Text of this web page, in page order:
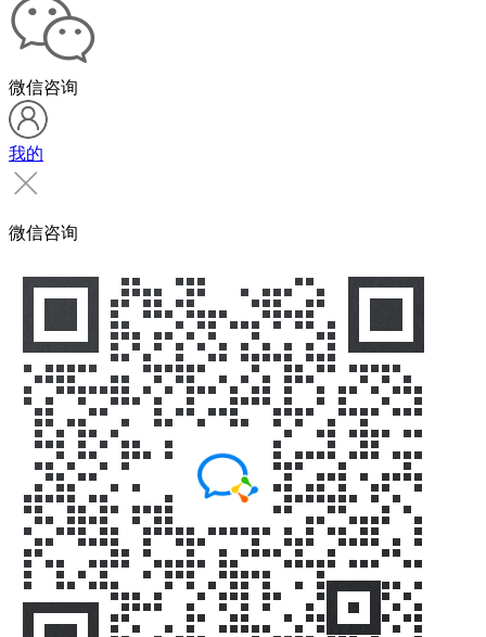
微信咨询
我的
微信咨询